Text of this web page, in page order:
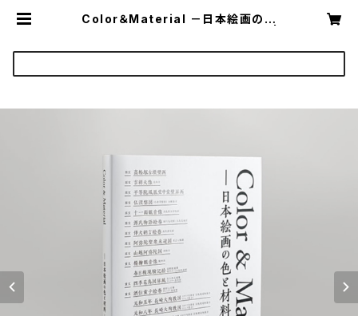
Color＆Material －日本絵画の色
Shirono（145768） | LIVE ART B